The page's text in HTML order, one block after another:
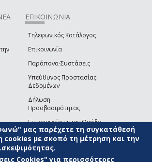
ΕΠΙΚΟΙΝΩΝΙΑ
Τηλεφωνικός Κατάλογος
Επικοινωνία
Παράπονα-Συστάσεις
Υπεύθυνος Προστασίας
Δεδομένων
Δήλωση
Προσβασιμότητας
Επικοινωνία με την Ομάδα
Ανάπτυξης του site(link sends e-mail)
ΟΡΟΙ ΧΡΗΣΗΣ
μας παρέχετε τη συγκατάθεσή
cookies με σκοπό τη μέτρηση και την
Cookies" για περισσότερες